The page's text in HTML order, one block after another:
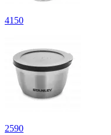
4150
2590